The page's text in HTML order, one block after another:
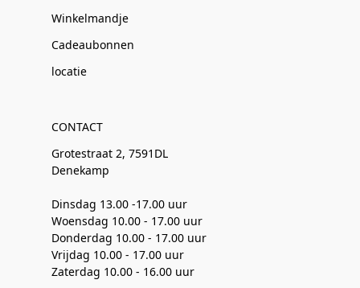
Winkelmandje
Cadeaubonnen
locatie
CONTACT
Grotestraat 2, 7591DL
Denekamp
Dinsdag 13.00 -17.00 uur
Woensdag 10.00 - 17.00 uur
Donderdag 10.00 - 17.00 uur
Vrijdag 10.00 - 17.00 uur
Zaterdag 10.00 - 16.00 uur